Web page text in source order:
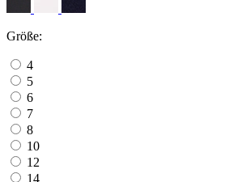
Größe:
4
5
6
7
8
10
12
14